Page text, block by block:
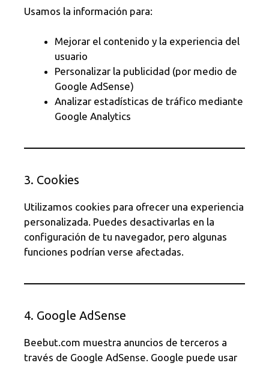
Usamos la información para:
Mejorar el contenido y la experiencia del
usuario
Personalizar la publicidad (por medio de
Google AdSense)
Analizar estadísticas de tráfico mediante
Google Analytics
3. Cookies
Utilizamos cookies para ofrecer una experiencia
personalizada. Puedes desactivarlas en la
configuración de tu navegador, pero algunas
funciones podrían verse afectadas.
4. Google AdSense
Beebut.com muestra anuncios de terceros a
través de Google AdSense. Google puede usar